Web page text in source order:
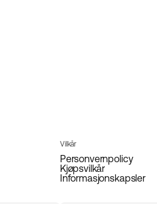
Vilkår
Personvernpolicy
Kjøpsvilkår
Informasjonskapsler